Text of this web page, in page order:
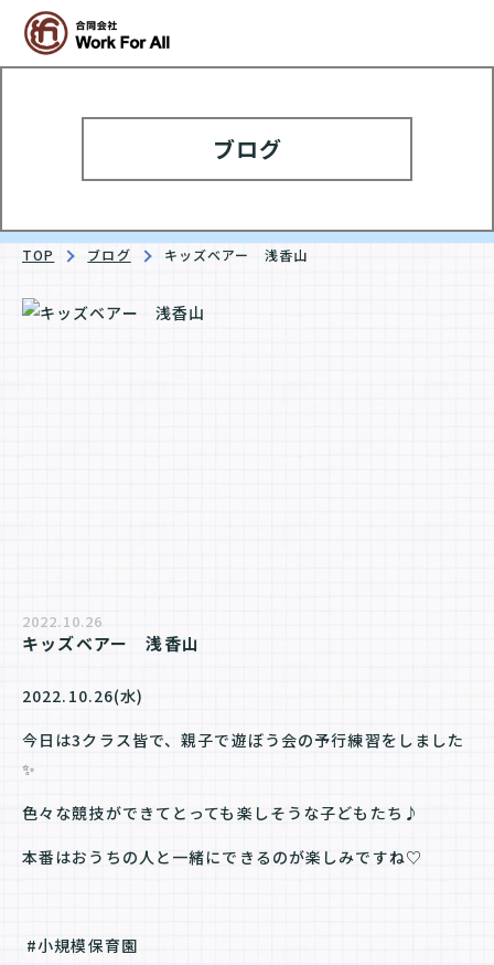
ブログ
TOP ブログ キッズベアー 浅香山
2022.10.26
キッズベアー　浅香山
2022.10.26(水)
今日は3クラス皆で、親子で遊ぼう会の予行練習をしました
✨
色々な競技ができてとっても楽しそうな子どもたち♪
本番はおうちの人と一緒にできるのが楽しみですね♡
#小規模保育園